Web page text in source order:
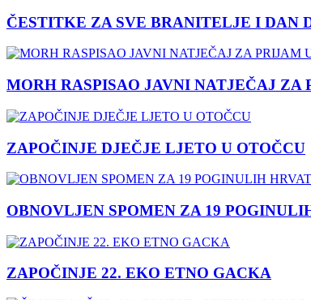
ČESTITKE ZA SVE BRANITELJE I DAN
MORH RASPISAO JAVNI NATJEČAJ
ZAPOČINJE DJEČJE LJETO U OTOČCU
OBNOVLJEN SPOMEN ZA 19
ZAPOČINJE 22. EKO ETNO GACKA